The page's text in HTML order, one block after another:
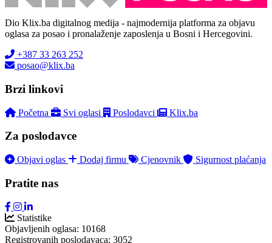
Dio Klix.ba digitalnog medija - najmodernija platforma za objavu
oglasa za posao i pronalaženje zaposlenja u Bosni i Hercegovini.
+387 33 263 252
posao@klix.ba
Brzi linkovi
Početna Svi oglasi Poslodavci Klix.ba
Za poslodavce
Objavi oglas Dodaj firmu Cjenovnik Sigurnost plaćanja
Pratite nas
Statistike
Objavljenih oglasa: 10168
Registrovanih poslodavaca: 3052